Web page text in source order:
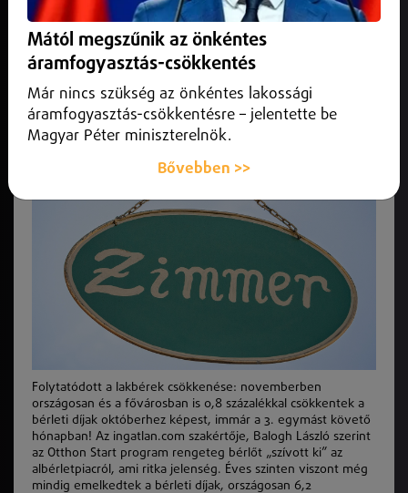
Folytatódott a lakbérek csökkenése: novemberben
bérleti díjak októberhez képest,
Folytatódott a lakbérek csökkenése: novemberben
országosan és a fővárosban is 0,8 százalékkal csökkentek a
bérleti díjak októberhez képest, immár a 3. egymást követő
hónapban! Az ingatlan.com szakértője, Balogh László szerint
az Otthon Start program rengeteg bérlőt „szívott ki” az
albérletpiacról, ami ritka jelenség. Éves szinten viszont még
mindig emelkedtek a bérleti díjak, országosan 6,2
Mától megszűnik az önkéntes
áramfogyasztás-csökkentés
Már nincs szükség az önkéntes lakossági
áramfogyasztás-csökkentésre – jelentette be
Magyar Péter miniszterelnök.
Bővebben >>